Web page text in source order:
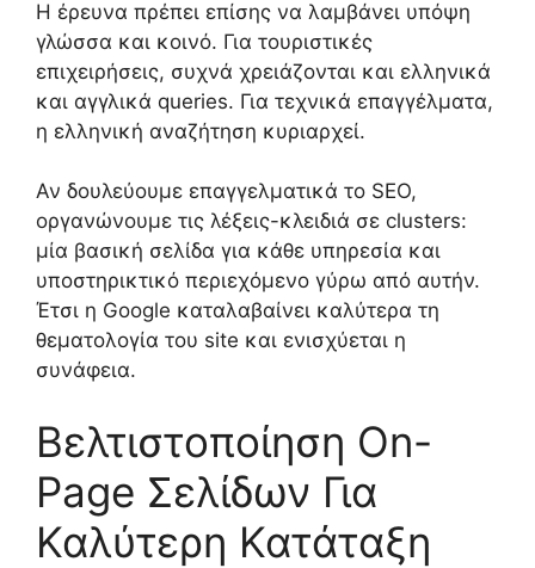
Η έρευνα πρέπει επίσης να λαμβάνει υπόψη
γλώσσα και κοινό. Για τουριστικές
επιχειρήσεις, συχνά χρειάζονται και ελληνικά
και αγγλικά queries. Για τεχνικά επαγγέλματα,
η ελληνική αναζήτηση κυριαρχεί.
Αν δουλεύουμε επαγγελματικά το SEO,
οργανώνουμε τις λέξεις-κλειδιά σε clusters:
μία βασική σελίδα για κάθε υπηρεσία και
υποστηρικτικό περιεχόμενο γύρω από αυτήν.
Έτσι η Google καταλαβαίνει καλύτερα τη
θεματολογία του site και ενισχύεται η
συνάφεια.
Βελτιστοποίηση On-
Page Σελίδων Για
Καλύτερη Κατάταξη